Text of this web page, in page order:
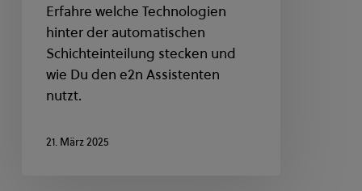
Erfahre welche Technologien
hinter der automatischen
Schichteinteilung stecken und
wie Du den e2n Assistenten
nutzt.
21. März 2025